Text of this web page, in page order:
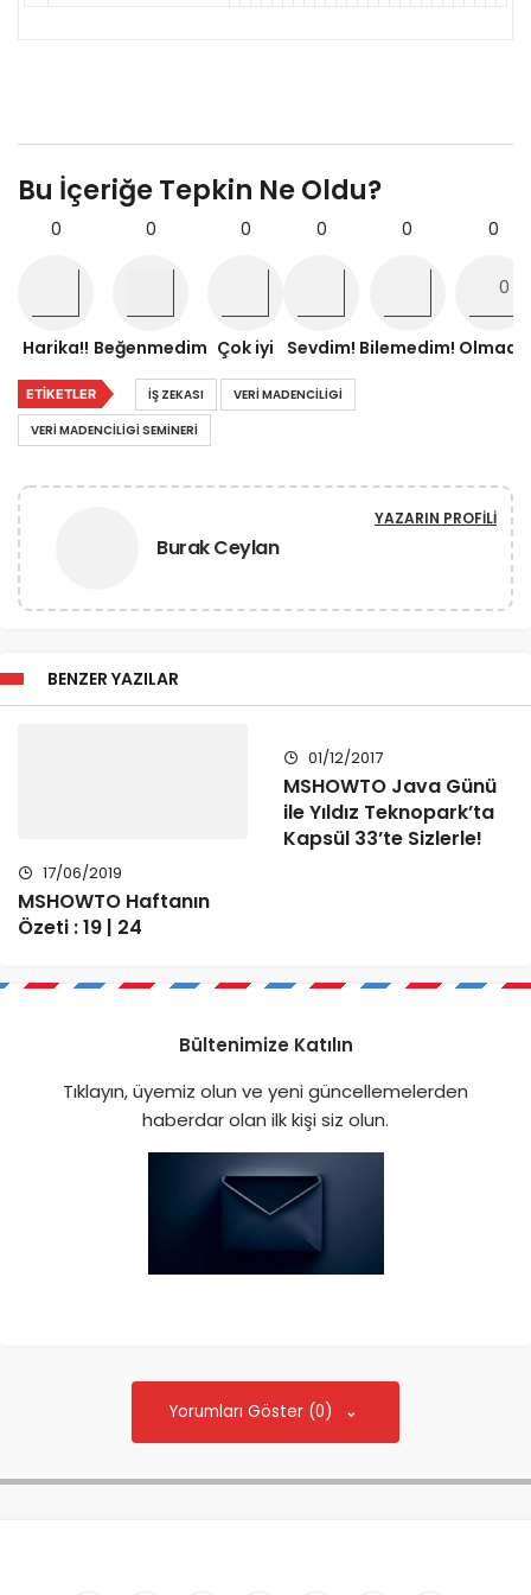
Bu İçeriğe Tepkin Ne Oldu?
0
Harika!!
0
Beğenmedim
0
Çok iyi
0
Sevdim!
0
Bilemedim!
0
Olmadı!
ETIKETLER IŞ ZEKASI
VERI MADENCILIGI
VERI MADENCILIGI SEMINERI
Burak Ceylan
YAZARIN PROFILI
BENZER YAZILAR
17/06/2019
MSHOWTO Haftanın
Özeti : 19 | 24
01/12/2017
MSHOWTO Java Günü
ile Yıldız Teknopark’ta
Kapsül 33’te Sizlerle!
Bültenimize Katılın
Tıklayın, üyemiz olun ve yeni güncellemelerden
haberdar olan ilk kişi siz olun.
Yorumları Göster (0)